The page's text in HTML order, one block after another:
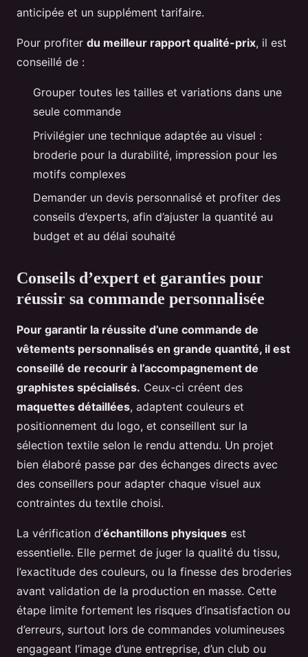
anticipée et un supplément tarifaire.
Pour profiter du meilleur rapport qualité-prix, il est
conseillé de :
Grouper toutes les tailles et variations dans une
seule commande
Privilégier une technique adaptée au visuel :
broderie pour la durabilité, impression pour les
motifs complexes
Demander un devis personnalisé et profiter des
conseils d’experts, afin d’ajuster la quantité au
budget et au délai souhaité
Conseils d’expert et garanties pour
réussir sa commande personnalisée
Pour garantir la réussite d’une commande de
vêtements personnalisés en grande quantité, il est
conseillé de recourir à l’accompagnement de
graphistes spécialisés. Ceux-ci créent des
maquettes détaillées, adaptent couleurs et
positionnement du logo, et conseillent sur la
sélection textile selon le rendu attendu. Un projet
bien élaboré passe par des échanges directs avec
des conseillers pour adapter chaque visuel aux
contraintes du textile choisi.
La vérification d’échantillons physiques est
essentielle. Elle permet de juger la qualité du tissu,
l’exactitude des couleurs, ou la finesse des broderies
avant validation de la production en masse. Cette
étape limite fortement les risques d’insatisfaction ou
d’erreurs, surtout lors de commandes volumineuses
engageant l’image d’une entreprise, d’un club ou